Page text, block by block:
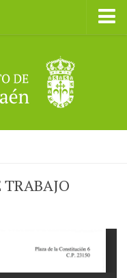
TRABAJO